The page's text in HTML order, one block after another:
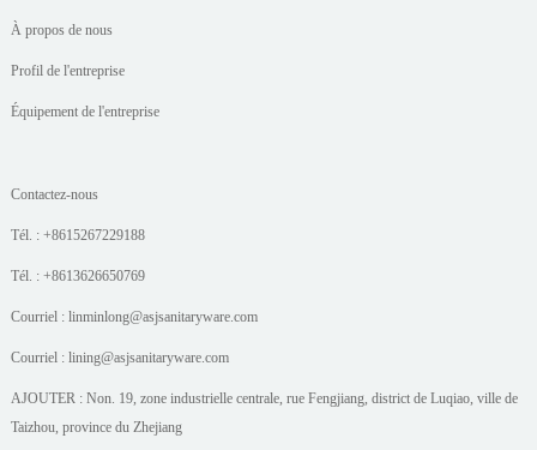
À propos de nous
Profil de l'entreprise
Équipement de l'entreprise
Contactez-nous
Tél. : +8615267229188
Tél. : +8613626650769
Courriel : linminlong@asjsanitaryware.com
Courriel : lining@asjsanitaryware.com
AJOUTER : Non. 19, zone industrielle centrale, rue Fengjiang, district de Luqiao, ville de
Taizhou, province du Zhejiang